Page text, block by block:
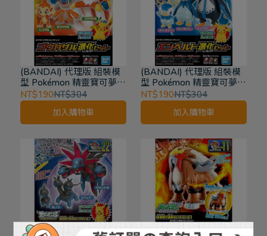
(BANDAI) 代理版 組裝模
型 Pokémon 精靈寶可夢
PLAMO收藏集收藏集 精選
系列 烈焰猴 進化套組 7
NT$190NT$304
加入購物車
(BANDAI) 代理版 組裝模
型 Pokémon 精靈寶可夢
PLAMO收藏集收藏集 精選
系列 帝王拿波 進化套組 6
NT$190NT$304
加入購物車